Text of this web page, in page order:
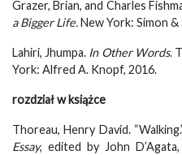
Grazer, Brian, and Charles
a Bigger Life.New York: Simon
Lahiri, Jhumpa. In Other Words.
York: Alfred A. Knopf, 2016.
rozdział w książce
Thoreau, Henry David.
Essay, edited by John